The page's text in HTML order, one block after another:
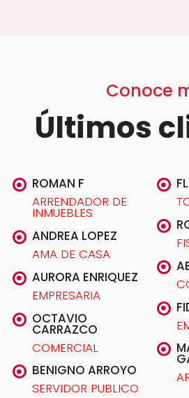
Conoce
Últimos
ROMAN F
ARRENDADOR DE
INMUEBLES
ANDREA LOPEZ
AMA DE CASA
AURORA ENRIQUEZ
EMPRESARIA
OCTAVIO
CARRAZCO
COMERCIAL
BENIGNO ARROYO
SERVIDOR PUBLICO